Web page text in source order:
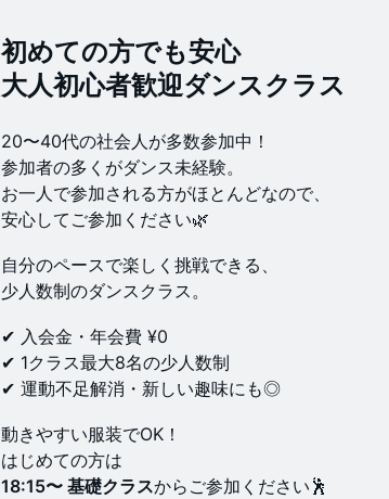
初めての方でも安心
大人初心者歓迎ダンスクラス
20〜40代の社会人が多数参加中！
参加者の多くがダンス未経験。
お一人で参加される方がほとんどなので、
安心してご参加ください🌿
自分のペースで楽しく挑戦できる、
少人数制のダンスクラス。
✔ 入会金・年会費 ¥0
✔ 1クラス最大8名の少人数制
✔ 運動不足解消・新しい趣味にも◎
動きやすい服装でOK！
はじめての方は
18:15〜 基礎クラスからご参加ください🕺